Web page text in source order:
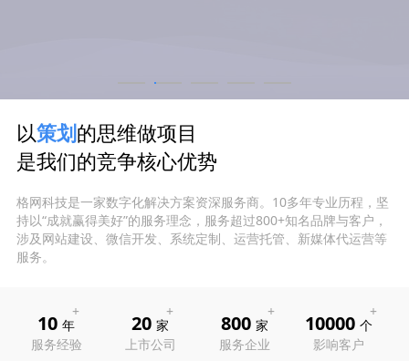
以策划的思维做项目
是我们的竞争核心优势
格网科技是一家数字化解决方案资深服务商。10多年专业历程，坚
持以“成就赢得美好”的服务理念，服务超过800+知名品牌与客户，
涉及网站建设、微信开发、系统定制、运营托管、新媒体代运营等
服务。
10 年
服务经验
20 家
上市公司
800 家
服务企业
10000 个
影响客户